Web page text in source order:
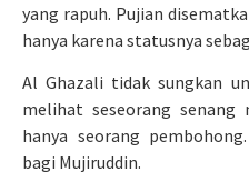
yang rapuh. Pujian
hanya karena statusnya
Al Ghazali tidak sungkan
melihat seseorang
hanya seorang
bagi Mujiruddin.